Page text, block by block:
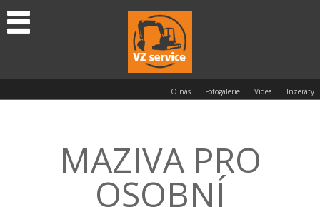
O nás Fotogalerie Videa Inzeráty
MAZIVA PRO
OSOBNÍ